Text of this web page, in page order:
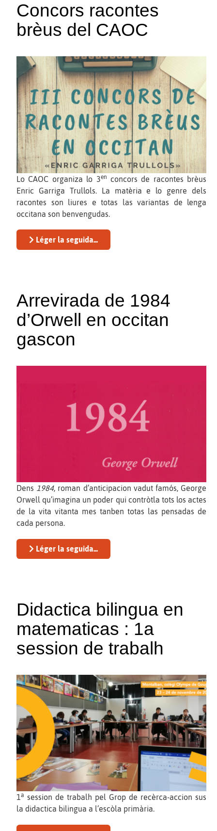
Concors racontes
brèus del CAOC
Lo CAOC organiza lo 3en concors de racontes brèus
Enric Garriga Trullols. La matèria e lo genre dels
racontes son liures e totas las variantas de lenga
occitana son benvengudas.
Léger la seguida...
Arrevirada de 1984
d’Orwell en occitan
gascon
Dens 1984, roman d’anticipacion vadut famós, George
Orwell qu’imagina un poder qui contròtla tots los actes
de la vita vitanta mes tanben totas las pensadas de
cada persona.
Léger la seguida...
Didactica bilingua en
matematicas : 1a
session de trabalh
1a session de trabalh pel Grop de recèrca-accion sus
la didactica bilingua a l’escòla primària.